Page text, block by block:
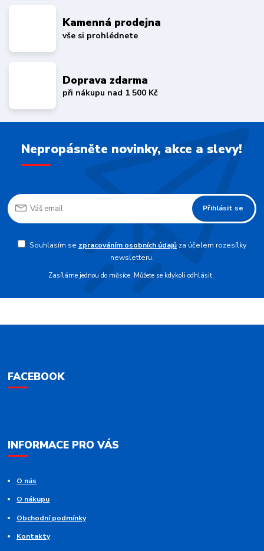
Kamenná prodejna
vše si prohlédnete
Doprava zdarma
při nákupu nad 1 500 Kč
Nepropásněte novinky, akce a slevy!
Přihlásit se
Souhlasím se zpracováním osobních údajůza účelem rozesílky
newsletteru.
Zasíláme jednou do měsíce. Můžete se kdykoli odhlásit.
FACEBOOK
INFORMACE PRO VÁS
O nás
O nákupu
Obchodní podmínky
Kontakty